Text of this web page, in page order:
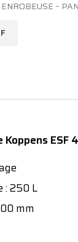
–
Koppens ESF
: 250 L
mm